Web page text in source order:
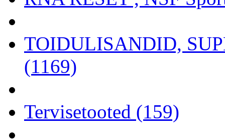
TOIDULISANDID,
(1169)
Tervisetooted (159)